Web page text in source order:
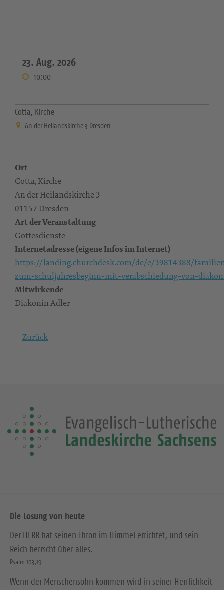
23. Aug. 2026
10:00
Cotta, Kirche
An der Heilandskirche 3 Dresden
Ort
Cotta, Kirche
An der Heilandskirche 3
01157 Dresden
Art der Veranstaltung
Gottesdienste
Internetadresse (eigene Infos im Internet)
https://landing.churchdesk.com/de/e/39814388/
zum-schuljahresbeginn-mit-verabschiedung-von-
Mitwirkende
Diakonin Adler
Zurück
Die Losung von heute
Der HERR hat seinen Thron im Himmel errichtet, und sein
Reich herrscht über alles.
Psalm 103,19
Wenn der Menschensohn kommen wird in seiner Herrlichkeit